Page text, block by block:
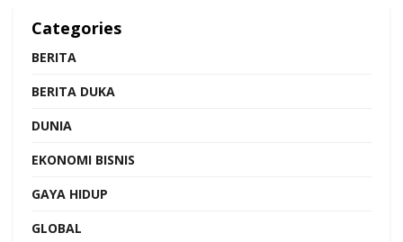
Categories
BERITA
BERITA DUKA
DUNIA
EKONOMI BISNIS
GAYA HIDUP
GLOBAL